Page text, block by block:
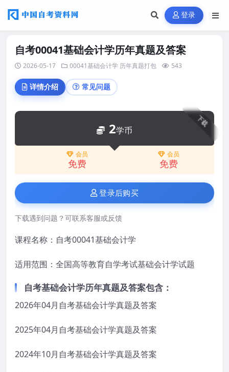
登录
自考00041基础会计学历年真题及答案
2026-05-17 00041基础会计学 历年真题打包 543
详情介绍 常见问题
下载
2学币
会员
免费
会员
免费
登录后购买
下载遇到问题？可联系客服或反馈
课程名称：自考00041基础会计学
适用范围：全国高等教育自学考试基础会计学试题
自考基础会计学历年真题及答案包含：
2026年04月自考基础会计学真题及答案
2025年04月自考基础会计学真题及答案
2024年10月自考基础会计学真题及答案